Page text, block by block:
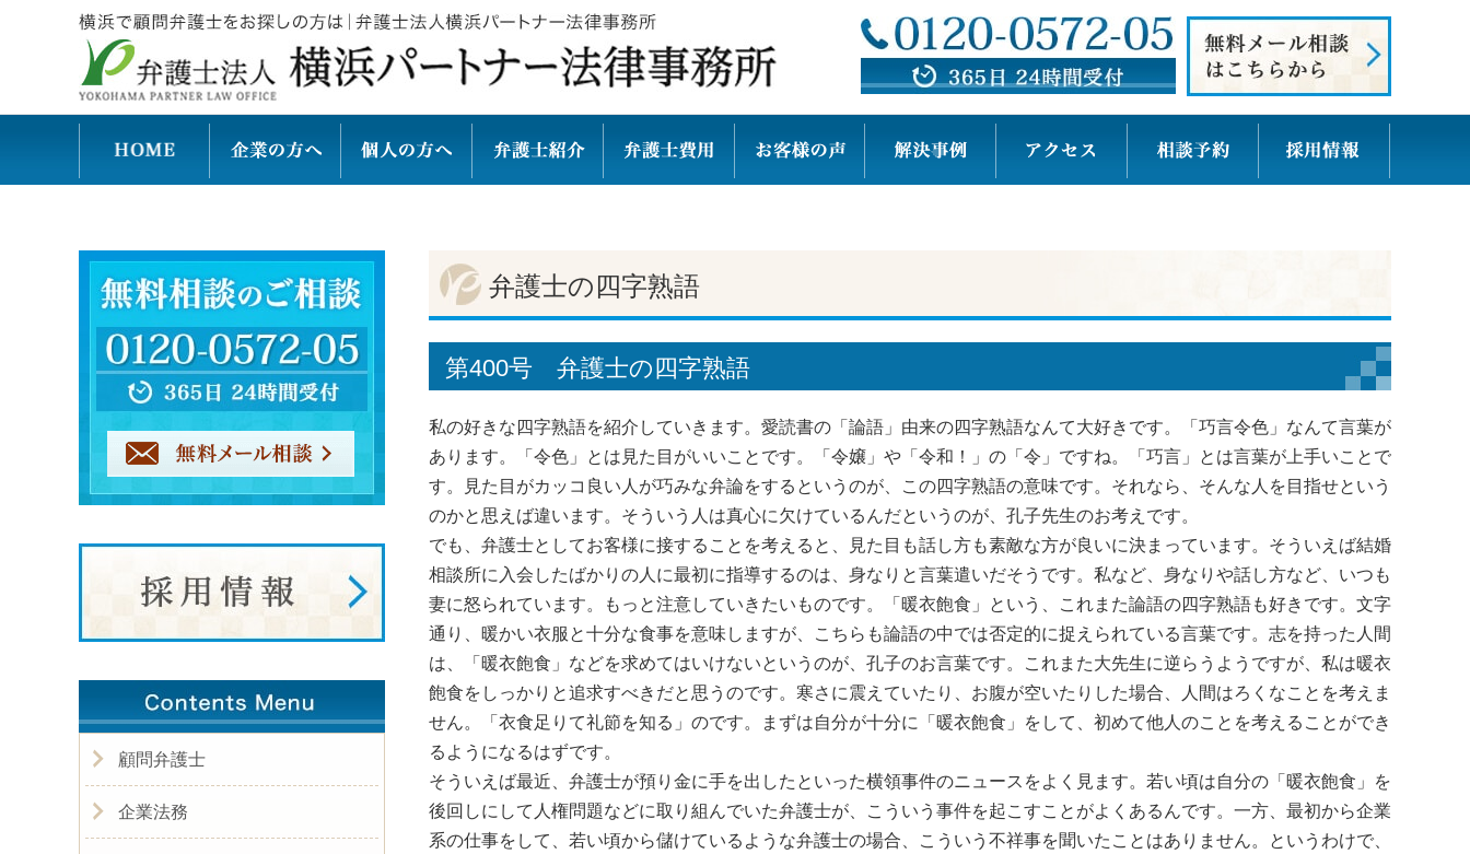
弁護士の四字熟語
第400号 弁護士の四字熟語
私の好きな四字熟語を紹介していきます。愛読書の「論語」由来の四字熟語なんて大好きです。「巧言令色」なんて言葉が
あります。「令色」とは見た目がいいことです。「令嬢」や「令和！」の「令」ですね。「巧言」とは言葉が上手いことで
す。見た目がカッコ良い人が巧みな弁論をするというのが、この四字熟語の意味です。それなら、そんな人を目指せという
のかと思えば違います。そういう人は真心に欠けているんだというのが、孔子先生のお考えです。
でも、弁護士としてお客様に接することを考えると、見た目も話し方も素敵な方が良いに決まっています。そういえば結婚
相談所に入会したばかりの人に最初に指導するのは、身なりと言葉遣いだそうです。私など、身なりや話し方など、いつも
妻に怒られています。もっと注意していきたいものです。「暖衣飽食」という、これまた論語の四字熟語も好きです。文字
通り、暖かい衣服と十分な食事を意味しますが、こちらも論語の中では否定的に捉えられている言葉です。志を持った人間
は、「暖衣飽食」などを求めてはいけないというのが、孔子のお言葉です。これまた大先生に逆らうようですが、私は暖衣
飽食をしっかりと追求すべきだと思うのです。寒さに震えていたり、お腹が空いたりした場合、人間はろくなことを考えま
せん。「衣食足りて礼節を知る」のです。まずは自分が十分に「暖衣飽食」をして、初めて他人のことを考えることができ
るようになるはずです。
そういえば最近、弁護士が預り金に手を出したといった横領事件のニュースをよく見ます。若い頃は自分の「暖衣飽食」を
後回しにして人権問題などに取り組んでいた弁護士が、こういう事件を起こすことがよくあるんです。一方、最初から企業
系の仕事をして、若い頃から儲けているような弁護士の場合、こういう不祥事を聞いたことはありません。というわけで、
顧問弁護士
企業法務